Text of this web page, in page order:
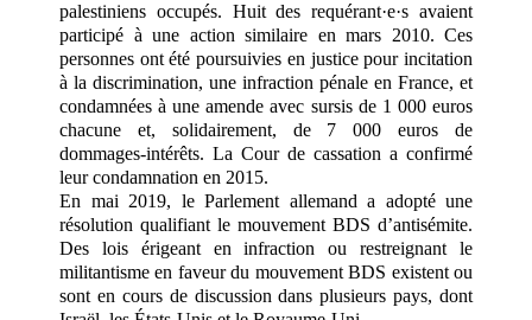
palestiniens occupés. Huit des requérant·e·s avaient
participé à une action similaire en mars 2010. Ces
personnes ont été poursuivies en justice pour incitation
à la discrimination, une infraction pénale en France, et
condamnées à une amende avec sursis de 1 000 euros
chacune et, solidairement, de 7 000 euros de
dommages-intérêts. La Cour de cassation a confirmé
leur condamnation en 2015.
En mai 2019, le Parlement allemand a adopté une
résolution qualifiant le mouvement BDS d’antisémite.
Des lois érigeant en infraction ou restreignant le
militantisme en faveur du mouvement BDS existent ou
sont en cours de discussion dans plusieurs pays, dont